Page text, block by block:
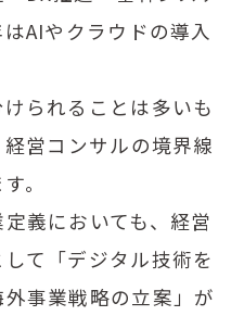
AIやクラウドの導入
られることは多いも
営コンサルの境界線
。
義においても、経営
て「デジタル技術を
事業戦略の立案」が